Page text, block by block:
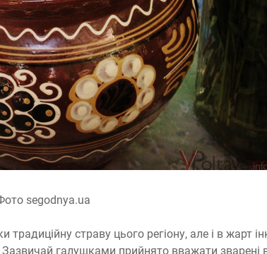
segodnya.ua
традиційну страву цього регіону, але і в жарт
галушками прийнято вважати зварені в